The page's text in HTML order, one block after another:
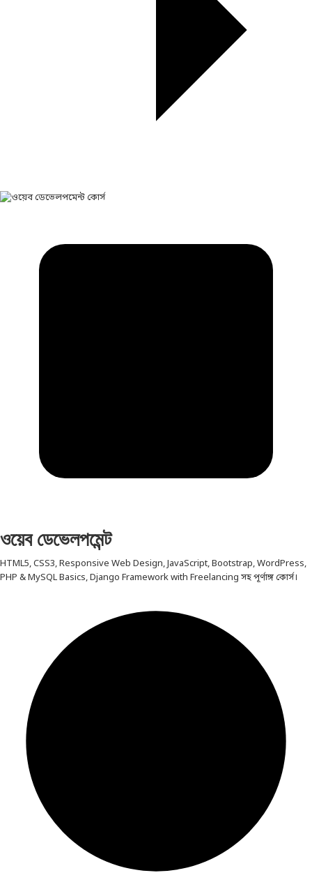
ওয়েব ডেভেলপমেন্ট
HTML5, CSS3, Responsive Web Design, JavaScript, Bootstrap, WordPress,
PHP & MySQL Basics, Django Framework with Freelancing সহ পূর্ণাঙ্গ কোর্স।